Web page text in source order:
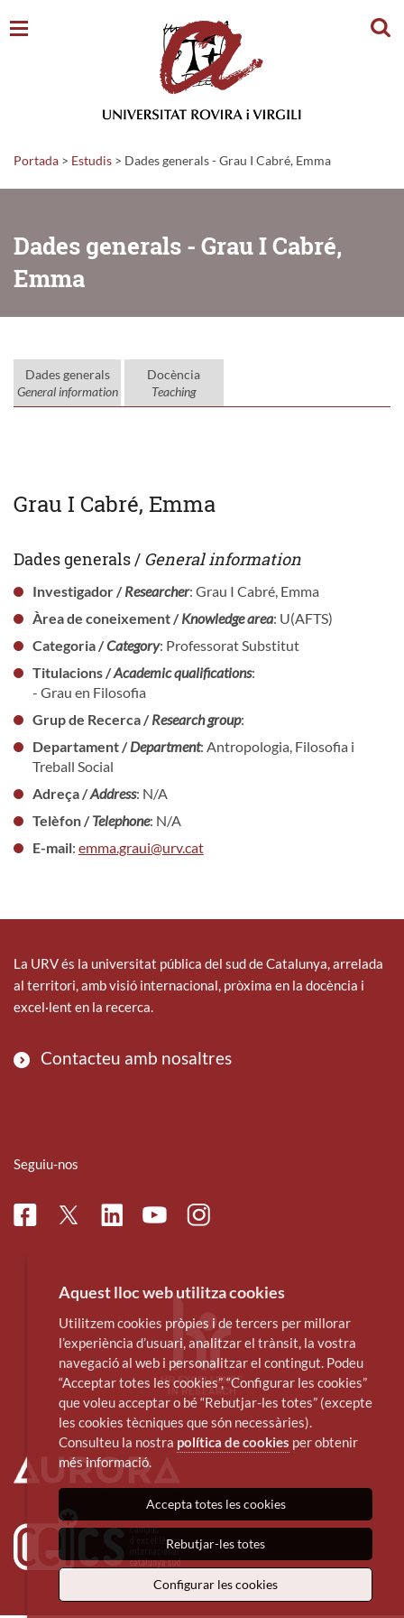
Portada > Estudis > Dades generals - Grau I Cabré, Emma
Dades generals - Grau I Cabré,
Emma
Dades generals
General information
Docència
Teaching
Grau I Cabré, Emma
Dades generals / General information
Investigador /Researcher: Grau I Cabré, Emma
Àrea de coneixement /Knowledge area: U(AFTS)
Categoria /Category: Professorat Substitut
Titulacions /Academic qualifications:
- Grau en Filosofia
Grup de Recerca /Research group:
Departament /Department: Antropologia, Filosofia i
Treball Social
Adreça /Address: N/A
Telèfon /Telephone: N/A
E-mail: emma.graui@urv.cat
La URV és la universitat pública del sud de Catalunya, arrelada
al territori, amb visió internacional, pròxima en la docència i
excel·lent en la recerca.
Contacteu amb nosaltres
Seguiu-nos
FacebookTwitterLinkedinYoutubeInstagram
Aquest lloc web utilitza cookies
Utilitzem cookies pròpies i de tercers per millorar
l’experiència d’usuari, analitzar el trànsit, la vostra
navegació al web i personalitzar el contingut. Podeu
“Acceptar totes les cookies”, “Configurar les cookies”
que voleu acceptar o bé “Rebutjar-les totes” (excepte
les cookies tècniques que són necessàries).
Consulteu la nostra política de cookies per obtenir
més informació.
Accepta totes les cookies
Rebutjar-les totes
Configurar les cookies